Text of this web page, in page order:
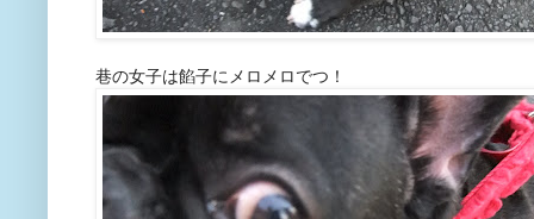
巷の女子は餡子にメロメロでつ！